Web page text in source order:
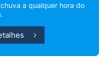
a qualquer hora do